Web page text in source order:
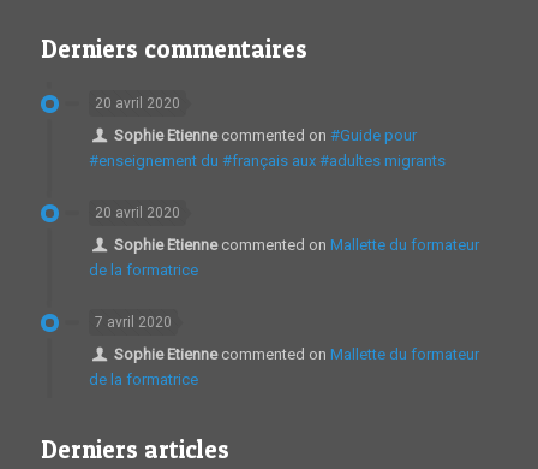
Derniers commentaires
20 avril 2020
Sophie Etiennecommented on #Guide pour
#enseignement du #français aux #adultes migrants
20 avril 2020
Sophie Etiennecommented on Mallette du formateur
de la formatrice
7 avril 2020
Sophie Etiennecommented on Mallette du formateur
de la formatrice
Derniers articles